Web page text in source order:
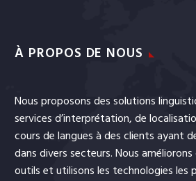
À PROPOS DE NOUS
Nous proposons des solutions
servicesd’interprétation, de
cours de languesà des clients ayant
dans divers secteurs. Nous
outils et utilisons les technologies les